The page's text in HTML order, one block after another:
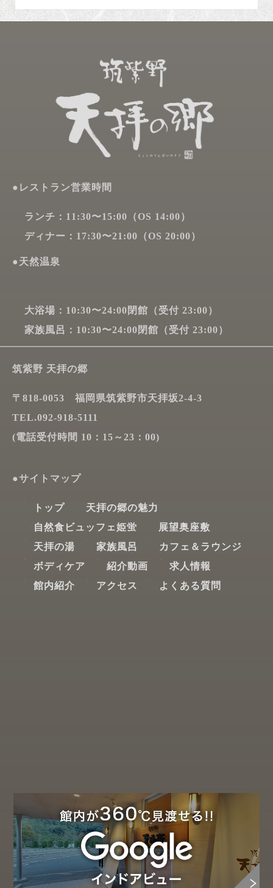
●レストラン営業時間
ランチ：11:30〜15:00（OS 14:00）
ディナー：17:30〜21:00（OS 20:00）
●天然温泉
大浴場：10:30〜24:00閉館（受付 23:00）
家族風呂：10:30〜24:00閉館（受付 23:00）
筑紫野 天拝の郷
〒818-0053 福岡県筑紫野市天拝坂2-4-3
TEL.092-918-5111
(電話受付時間 10：15～23：00)
●サイトマップ
トップ
天拝の郷の魅力
自然食ビュッフェ姫蛍
展望奥座敷
天拝の湯
家族風呂
カフェ＆ラウンジ
ボディケア
紹介動画
求人情報
館内紹介
アクセス よくある質問